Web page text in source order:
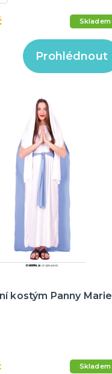
Skladem
Prohlédnout
kostým Panny Marie
Skladem